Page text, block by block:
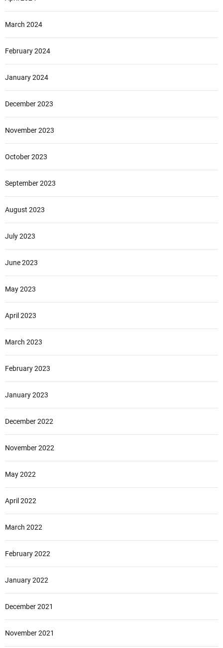
March 2024
February 2024
January 2024
December 2023
November 2023
October 2023
September 2023
August 2023
July 2023
June 2023
May 2023
April 2023
March 2023
February 2023
January 2023
December 2022
November 2022
May 2022
April 2022
March 2022
February 2022
January 2022
December 2021
November 2021